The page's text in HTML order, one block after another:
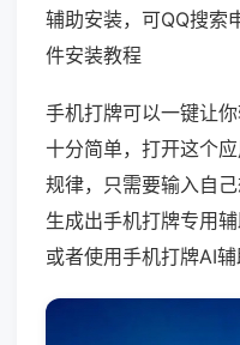
辅助安装，可QQ搜
件安装教程
手机打牌可以一键让
十分简单，打开这个
规律，只需要输入自
生成出手机打牌专用
或者使用手机打牌AI辅